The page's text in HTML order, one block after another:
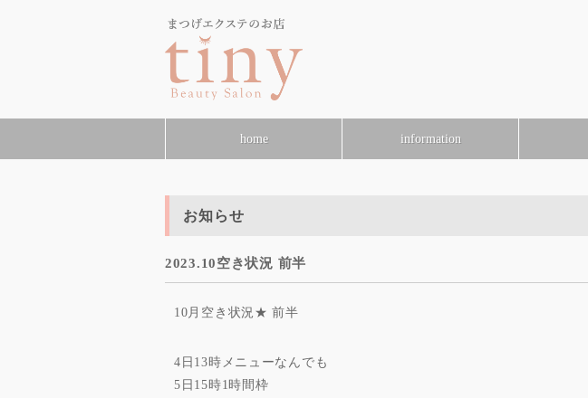
home information
お知らせ
2023.10空き状況 前半
10月空き状況★ 前半
4日13時メニューなんでも
5日15時1時間枠